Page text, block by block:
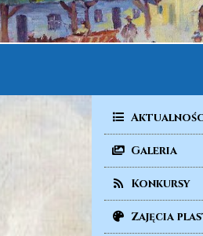
Galeria
Konkursy
Zajęcia